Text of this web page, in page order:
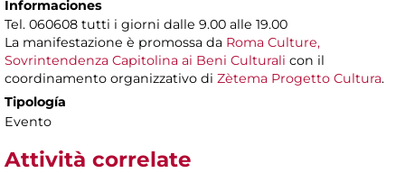
Informaciones
Tel. 060608 tutti i giorni dalle 9.00 alle 19.00
La manifestazione è promossa da Roma Culture,
Sovrintendenza Capitolina ai Beni Culturali con il
coordinamento organizzativo di Zètema Progetto Cultura.
Tipología
Evento
Attività correlate